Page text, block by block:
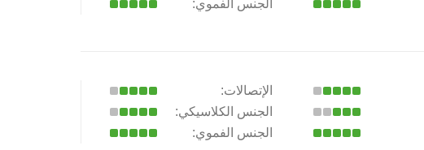
الجنس الفموي:
الإتصالات:
الجنس الكلاسيكي:
الجنس الفموي: